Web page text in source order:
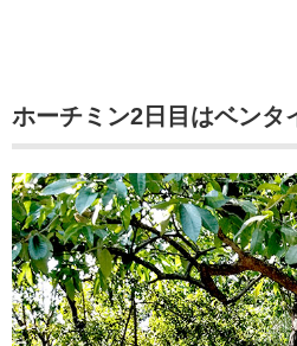
ホーチミン2日目はベンタ